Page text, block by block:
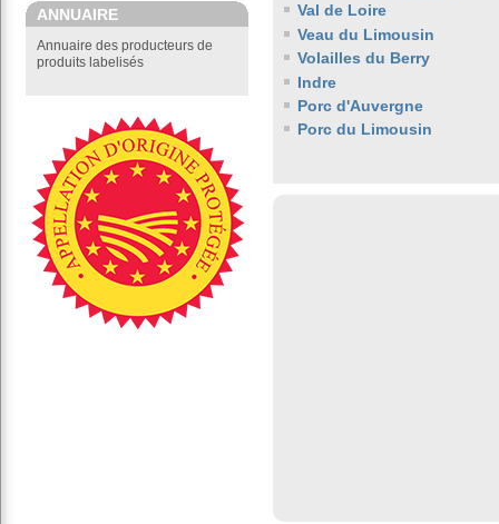
ANNUAIRE
Annuaire des producteurs de
produits labelisés
Val de Loire
Veau du Limousin
Volailles du Berry
Indre
Porc d'Auvergne
Porc du Limousin